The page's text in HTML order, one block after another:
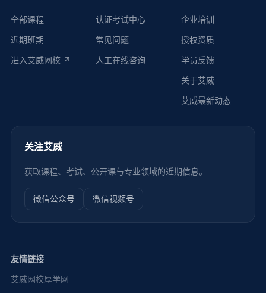
全部课程
近期班期
进入艾威网校 ↗
认证考试中心
常见问题
人工在线咨询
企业培训
授权资质
学员反馈
关于艾威
艾威最新动态
关注艾威
获取课程、考试、公开课与专业领域的近期信息。
微信公众号 微信视频号
友情链接
艾威网校厚学网